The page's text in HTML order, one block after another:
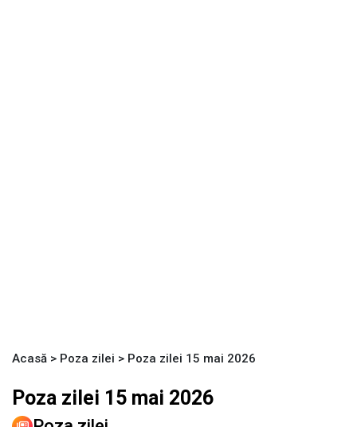
Acasă > Poza zilei > Poza zilei 15 mai 2026
Poza zilei 15 mai 2026